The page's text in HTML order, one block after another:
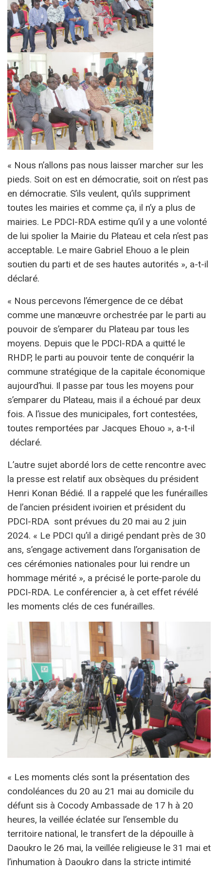
« Nous n’allons pas nous laisser marcher sur les
pieds. Soit on est en démocratie, soit on n’est pas
en démocratie. S’ils veulent, qu’ils suppriment
toutes les mairies et comme ça, il n’y a plus de
mairies. Le PDCI-RDA estime qu’il y a une volonté
de lui spolier la Mairie du Plateau et cela n’est pas
acceptable. Le maire Gabriel Ehouo a le plein
soutien du parti et de ses hautes autorités », a-t-il
déclaré.
« Nous percevons l’émergence de ce débat
comme une manœuvre orchestrée par le parti au
pouvoir de s’emparer du Plateau par tous les
moyens. Depuis que le PDCI-RDA a quitté le
RHDP, le parti au pouvoir tente de conquérir la
commune stratégique de la capitale économique
aujourd’hui. Il passe par tous les moyens pour
s’emparer du Plateau, mais il a échoué par deux
fois. A l’issue des municipales, fort contestées,
toutes remportées par Jacques Ehouo », a-t-il
déclaré.
L’autre sujet abordé lors de cette rencontre avec
la presse est relatif aux obsèques du président
Henri Konan Bédié. Il a rappelé que les funérailles
de l’ancien président ivoirien et président du
PDCI-RDA sont prévues du 20 mai au 2 juin
2024. « Le PDCI qu’il a dirigé pendant près de 30
ans, s’engage activement dans l’organisation de
ces cérémonies nationales pour lui rendre un
hommage mérité », a précisé le porte-parole du
PDCI-RDA. Le conférencier a, à cet effet révélé
les moments clés de ces funérailles.
« Les moments clés sont la présentation des
condoléances du 20 au 21 mai au domicile du
défunt sis à Cocody Ambassade de 17 h à 20
heures, la veillée éclatée sur l’ensemble du
territoire national, le transfert de la dépouille à
Daoukro le 26 mai, la veillée religieuse le 31 mai et
l’inhumation à Daoukro dans la stricte intimité